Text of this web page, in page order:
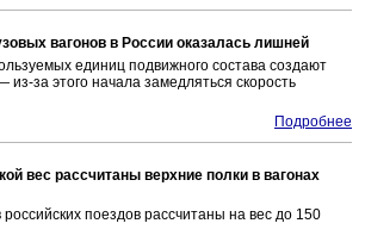
вагонов в России оказалась лишней
единиц подвижного состава создают
за этого начала замедляться скорость
Подробнее
вес рассчитаны верхние полки в вагонах
российских поездов рассчитаны на вес до 150